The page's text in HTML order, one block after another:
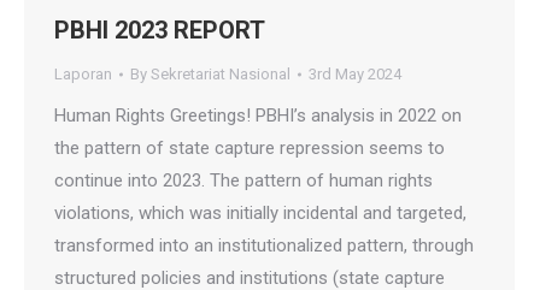
PBHI 2023 REPORT
Laporan By Sekretariat Nasional 3rd May 2024
Human Rights Greetings! PBHI’s analysis in 2022 on
the pattern of state capture repression seems to
continue into 2023. The pattern of human rights
violations, which was initially incidental and targeted,
transformed into an institutionalized pattern, through
structured policies and institutions (state capture